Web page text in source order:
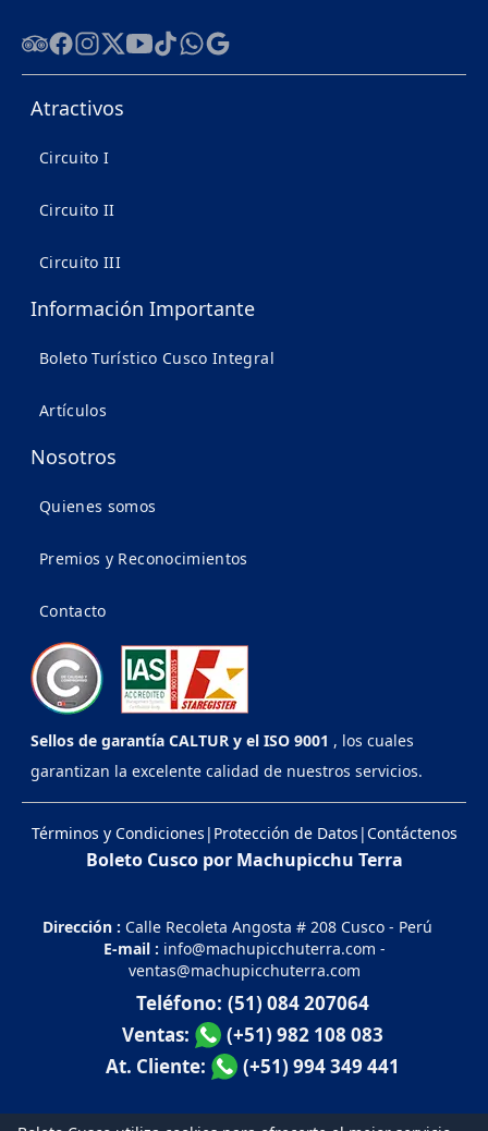
Tripadvisor
Facebook
Instagram
Twitter
Youtube
TiktokWhatsApp
Google
Atractivos
Circuito I
Circuito II
Circuito III
Información Importante
Boleto Turístico Cusco Integral
Artículos
Nosotros
Quienes somos
Premios y Reconocimientos
Contacto
Sellos de garantía CALTUR y el ISO 9001 , los cuales
garantizan la excelente calidad de nuestros servicios.
Términos y Condiciones | Protección de Datos |Contáctenos
Boleto Cusco por Machupicchu Terra
Dirección : Calle Recoleta Angosta # 208 Cusco - Perú
E-mail : info@machupicchuterra.com -
ventas@machupicchuterra.com
Teléfono: (51) 084 207064
Ventas:
(+51) 982 108 083
At. Cliente:
(+51) 994 349 441